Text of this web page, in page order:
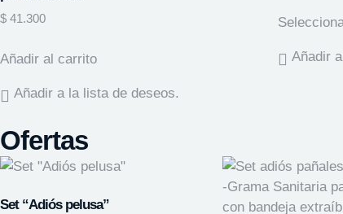
$ 41.300
Añadir al carrito
Añadir a la lista de deseos.
Añadir
Ofertas
Set “Adiós pelusa”